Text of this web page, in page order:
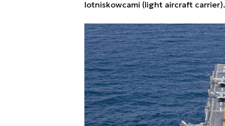
lotniskowcami (light aircraft carrier).